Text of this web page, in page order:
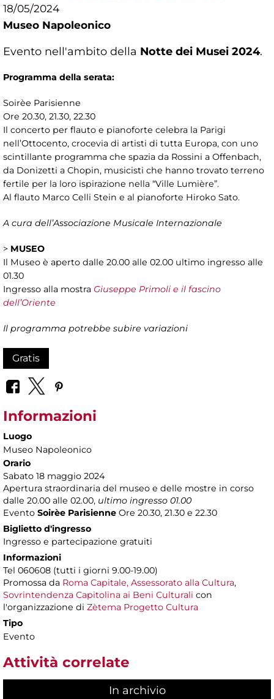
18/05/2024
Museo Napoleonico
Evento nell'ambito della Notte dei Musei 2024.
Programma della serata:
Soirèe Parisienne
Ore 20.30, 21.30, 22.30
Il concerto per flauto e pianoforte celebra la Parigi
nell’Ottocento, crocevia di artisti di tutta Europa, con uno
scintillante programma che spazia da Rossini a Offenbach,
da Donizetti a Chopin, musicisti che hanno trovato terreno
fertile per la loro ispirazione nella “Ville Lumière”.
Al flauto Marco Celli Stein e al pianoforte Hiroko Sato.
A cura dell’Associazione Musicale Internazionale
> MUSEO
Il Museo è aperto dalle 20.00 alle 02.00 ultimo ingresso alle
01.30
Ingresso alla mostra Giuseppe Primoli e il fascino
dell’Oriente
Il programma potrebbe subire variazioni
Gratis
Informazioni
Luogo
Museo Napoleonico
Orario
Sabato 18 maggio 2024
Apertura straordinaria del museo e delle mostre in corso
dalle 20.00 alle 02.00, ultimo ingresso 01.00
Evento Soirèe Parisienne Ore 20.30, 21.30 e 22.30
Biglietto d'ingresso
Ingresso e partecipazione gratuiti
Informazioni
Tel 060608 (tutti i giorni 9.00-19.00)
Promossa da Roma Capitale, Assessorato alla Cultura,
Sovrintendenza Capitolina ai Beni Culturali con
l'organizzazione di Zètema Progetto Cultura
Tipo
Evento
Attività correlate
In archivio